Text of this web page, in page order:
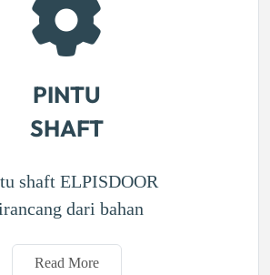
PINTU
SHAFT
shaft ELPISDOOR
dari bahan
Read More